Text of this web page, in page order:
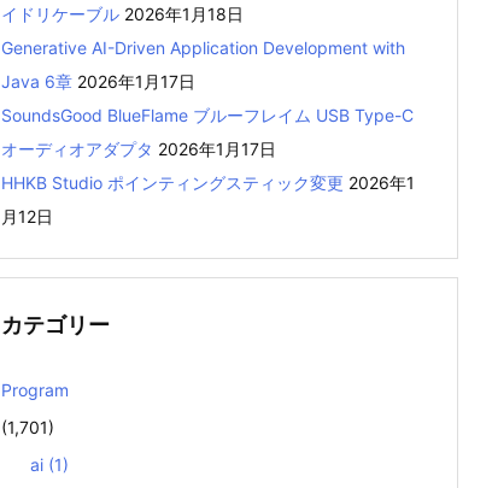
イドリケーブル 2026年1月18日
Generative AI-Driven Application Development with
Java 6章 2026年1月17日
SoundsGood BlueFlame ブルーフレイム USB Type-C
オーディオアダプタ 2026年1月17日
HHKB Studio ポインティングスティック変更 2026年1
月12日
カテゴリー
Program
(1,701)
ai (1)